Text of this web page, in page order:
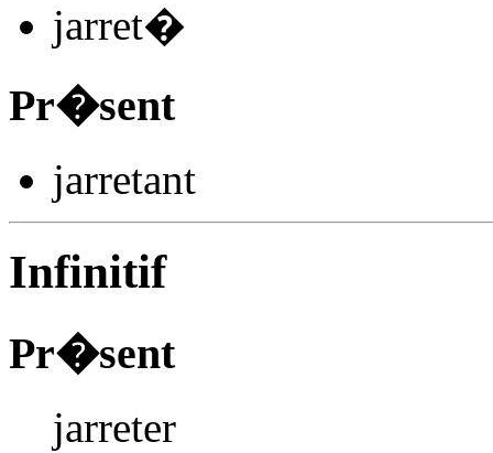
jarret�
Pr�sent
jarretant
Infinitif
Pr�sent
jarreter